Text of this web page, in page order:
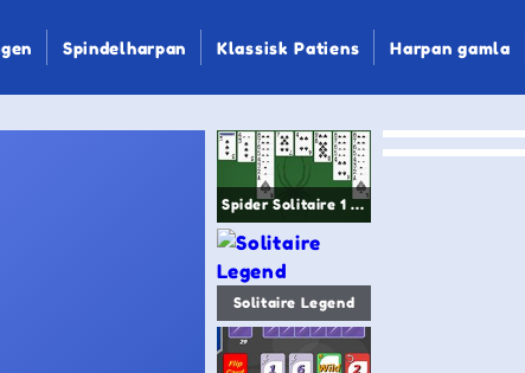
Spindelharpan Klassisk Patiens Harpan gamla
Spider Solitaire 1 suit
Solitaire Legend